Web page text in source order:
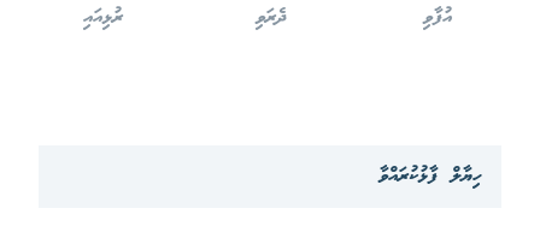
އުފާވި ދެރަވި ރުޅިއައި
ހިޔާލް ފާޅުކުރައްވާ